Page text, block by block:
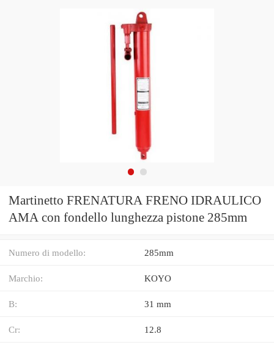
Martinetto FRENATURA FRENO IDRAULICO
AMA con fondello lunghezza pistone 285mm
Numero di modello: 285mm
Marchio: KOYO
B: 31 mm
Cr: 12.8